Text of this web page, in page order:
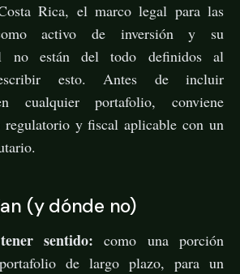
Rica, el marco legal para las
como activo de inversión y su
no están del todo definidos al
esto. Antes de incluir
cualquier portafolio, conviene
regulatorio y fiscal aplicable con un
(y dónde no)
sentido: como una porción
de largo plazo, para un